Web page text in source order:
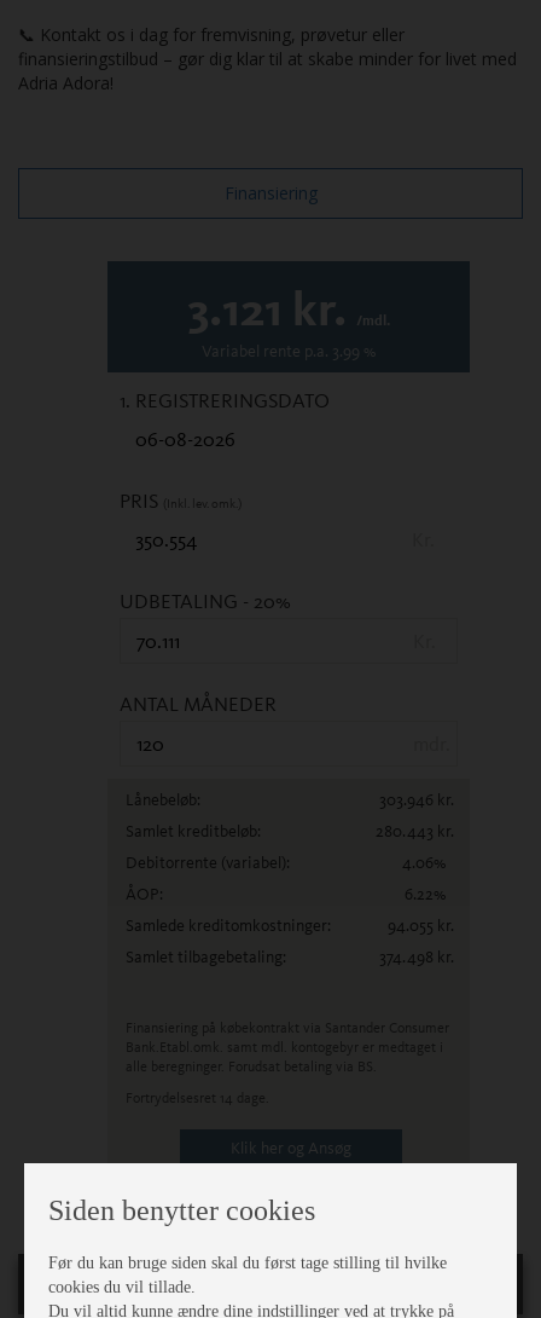
📞 Kontakt os i dag for fremvisning, prøvetur eller
finansieringstilbud – gør dig klar til at skabe minder for livet med
Adria Adora!
Finansiering
3.121 kr. /mdl.
Variabel rente p.a. 3.99 %
1. REGISTRERINGSDATO
PRIS (Inkl. lev. omk.)
UDBETALING - 20%
ANTAL MÅNEDER
Lånebeløb: 303.946 kr.
Samlet kreditbeløb:
280.443 kr.
Debitorrente (variabel): 4.06%
ÅOP:
6.22%
Samlede kreditomkostninger:
94.055 kr.
Samlet tilbagebetaling:
374.498 kr.
Finansiering på købekontrakt via Santander Consumer
Bank.
Etabl.omk. samt mdl. kontogebyr er medtaget i
alle beregninger. Forudsat betaling via BS.
Fortrydelsesret 14 dage.
Klik her og Ansøg
Siden benytter cookies
Før du kan bruge siden skal du først tage stilling til hvilke
cookies du vil tillade.
Du vil altid kunne ændre dine indstillinger ved at trykke på